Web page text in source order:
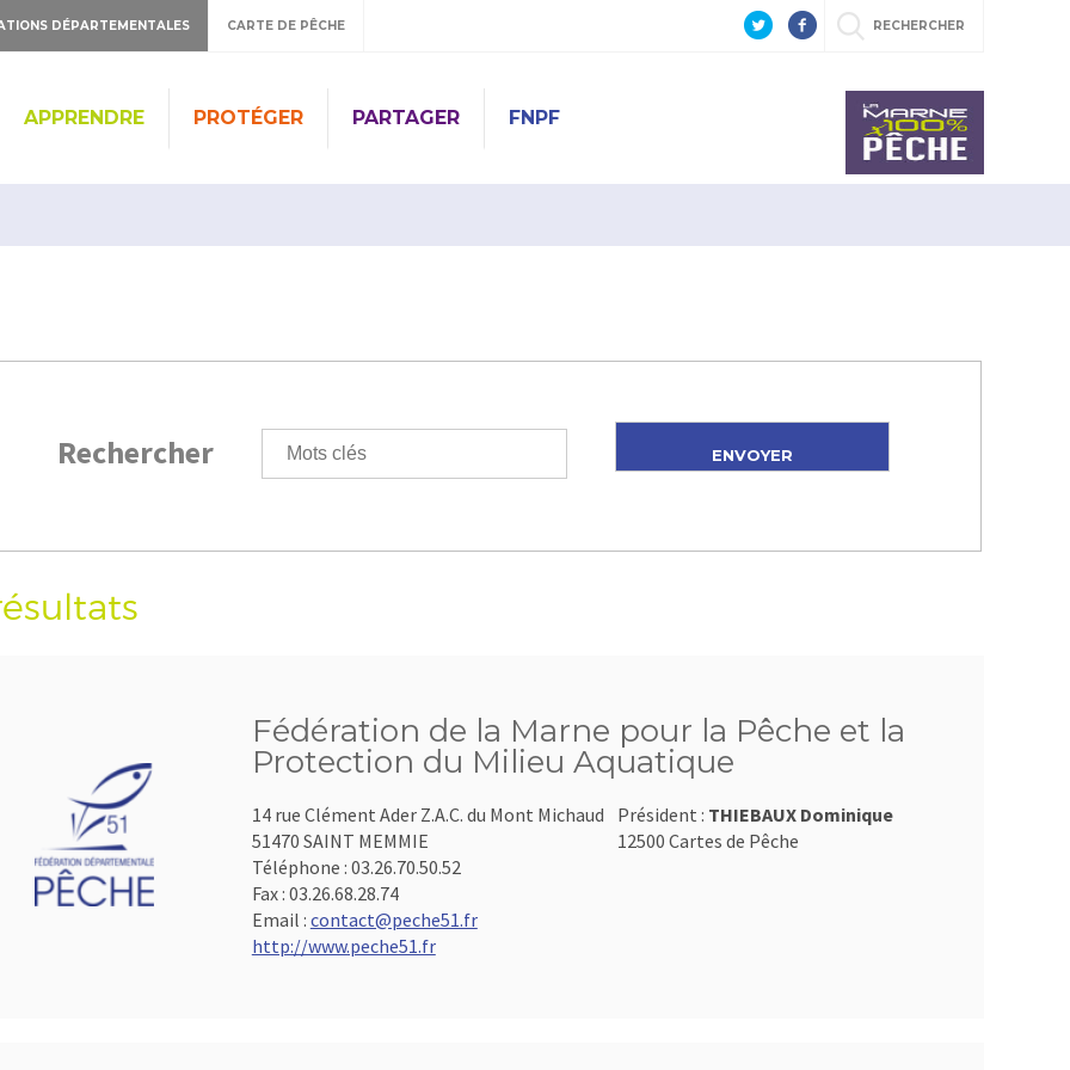
DÉPARTEMENTALES CARTE DE PÊCHE RECHERCHER
APPRENDRE PROTÉGER PARTAGER FNPF
Rechercher
Fédération de la Marne pour la Pêche et la
Protection du Milieu Aquatique
14 rue Clément Ader Z.A.C. du Mont Michaud
51470 SAINT MEMMIE
Téléphone : 03.26.70.50.52
Fax : 03.26.68.28.74
Email : contact@peche51.fr
http://www.peche51.fr
Président : THIEBAUX Dominique
12500 Cartes de Pêche